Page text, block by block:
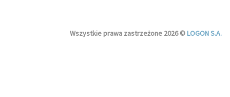
Wszystkie prawa zastrzeżone 2026 ©LOGON S.A.